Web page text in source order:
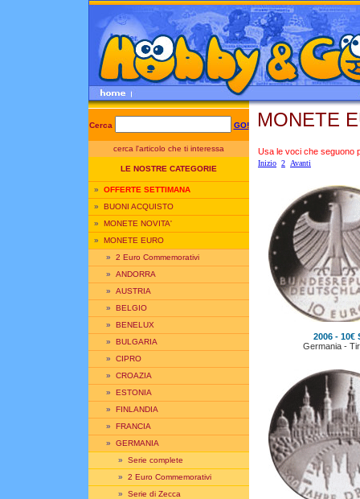
Cerca GO!
cerca l'articolo che ti interessa
LE NOSTRE CATEGORIE
» OFFERTE SETTIMANA
» BUONI ACQUISTO
» MONETE NOVITA'
» MONETE EURO
» 2 Euro Commemorativi
» ANDORRA
» AUSTRIA
» BELGIO
» BENELUX
» BULGARIA
» CIPRO
» CROAZIA
» ESTONIA
» FINLANDIA
» FRANCIA
» GERMANIA
» Serie complete
» 2 Euro Commemorativi
» Serie di Zecca
MONETE
Usa le voci che seguono
Inizio 2 Avanti
2006 - 10€
Germania -